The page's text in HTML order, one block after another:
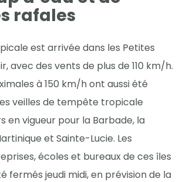
rafales
est arrivée dans les Petites
avec des vents de plus de 110 km/h.
à 150 km/h ont aussi été
veilles de tempête tropicale
en vigueur pour la Barbade, la
et Sainte-Lucie. Les
écoles et bureaux de ces îles
fermés jeudi midi, en prévision de la